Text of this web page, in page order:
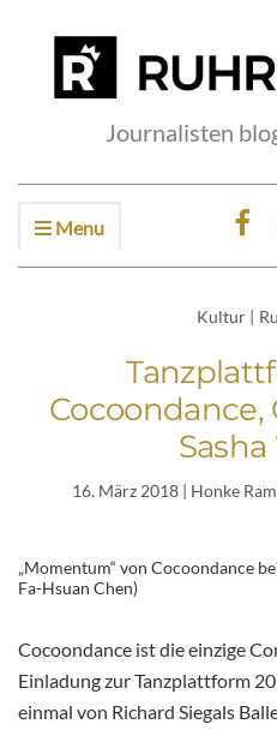
Journalisten
Menu
Kultur |
Cocoondance,
16. März 2018| Honke
„Momentum“ von Cocoondance
Fa-Hsuan Chen)
Cocoondance ist die einzige
Einladung zur Tanzplattform
einmal von Richard Siegals